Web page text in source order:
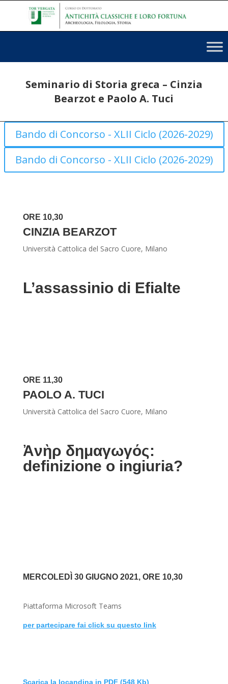
Seminario di Storia greca – Cinzia
Bearzot e Paolo A. Tuci
Bando di Concorso - XLII Ciclo (2026-2029)
Bando di Concorso - XLII Ciclo (2026-2029)
ORE 10,30
CINZIA BEARZOT
Università Cattolica del Sacro Cuore, Milano
L’assassinio di Efialte
ORE 11,30
PAOLO A. TUCI
Università Cattolica del Sacro Cuore, Milano
Ἀνὴρ δημαγωγός:
definizione o ingiuria?
MERCOLEDÌ 30 GIUGNO 2021, ORE 10,30
Piattaforma Microsoft Teams
per partecipare fai click su questo link
Scarica la locandina in PDF (548 Kb)